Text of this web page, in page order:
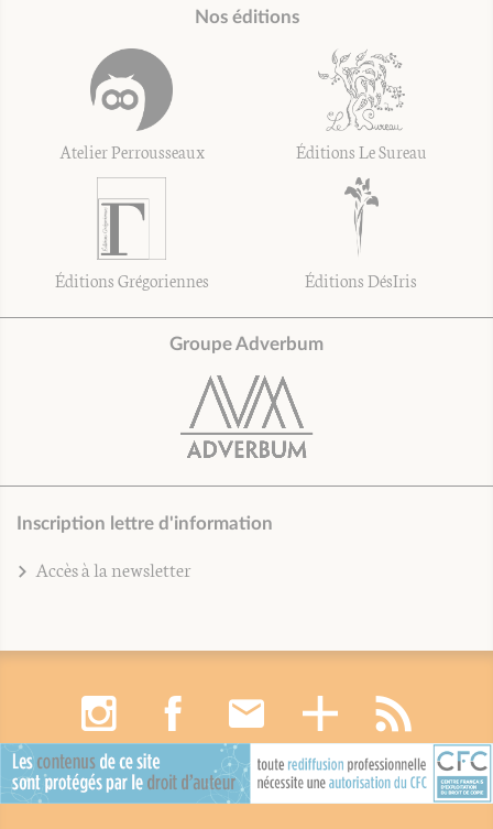
Nos éditions
Atelier Perrousseaux Éditions Le Sureau
Éditions Grégoriennes Éditions DésIris
Groupe Adverbum
Inscription lettre d'information
Accès à la newsletter